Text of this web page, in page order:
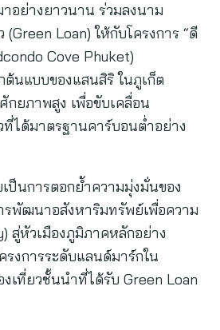
อย่างยาวนาน ร่วมลงนาม
Loan) ให้กับโครงการ “ดี
Cove Phuket)
นแบบของแสนสิริ ในภูเก็ต
ยภาพสูง เพื่อขับเคลื่อน
ที่ได้มาตรฐานคาร์บอนต่ำอย่าง
ป็นการตอกย้ำความมุ่งมั่นของ
รพัฒนาอสังหาริมทรัพย์เพื่อความ
สู่หัวเมืองภูมิภาคหลักอย่าง
รงการระดับแลนด์มาร์กใน
งเที่ยวชั้นนำที่ได้รับ Green Loan